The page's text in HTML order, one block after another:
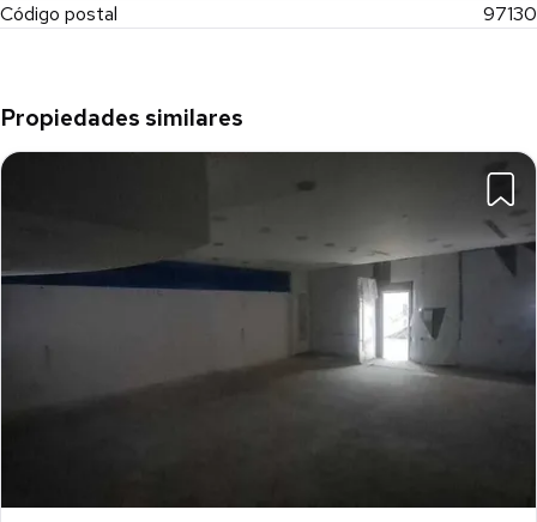
Código postal
97130
Propiedades similares